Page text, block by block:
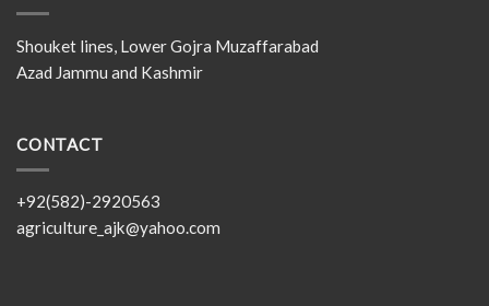
Shouket lines, Lower Gojra Muzaffarabad
Azad Jammu and Kashmir
CONTACT
+92(582)-2920563
agriculture_ajk@yahoo.com